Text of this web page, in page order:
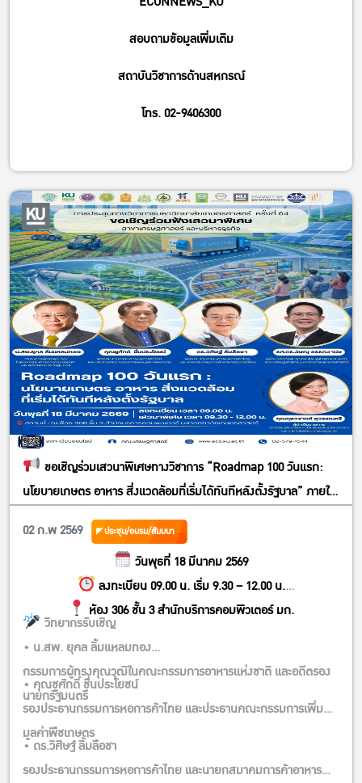
สอบถามข้อมูลเพิ่มเติม
สถาบันวิชาการด้านสหกรณ์
โทร. 02-9406300
ขอเชิญร่วมเสวนาพิเศษทางวิชาการ “Roadmap 100 วันแรก:
นโยบายเกษตร อาหาร สิ่งแวดล้อมที่เริ่มได้ทันทีหลังตั้งรัฐบาล” ภายใต้
การประชุมวิชาการ ครั้งที่ 64 มหาวิทยาลัยเกษตรศาสตร์ The 64th
KU Annual Conference Bridging Innovation and Society:
Toward a Smart and Sustainable Future
02 ก.พ 2569 ประชุม/อบรม/สัมมนา
วันพุธที่ 18 มีนาคม 2569
ลงทะเบียน 09.00 น. เริ่ม 9.30 – 12.00 น.
ห้อง 306 ชั้น 3 สำนักบริการคอมพิวเตอร์ มก.
วิทยากรรับเชิญ
• น.สพ. ยุคล ลิ้มแหลมทอง
กรรมการผู้ทรงคุณวุฒิในคณะกรรมการอาหารแห่งชาติ และอดีตรอง
นายกรัฐมนตรี
• คุณชูศักดิ์ ชื่นประโยชน์
รองประธานกรรมการหอการค้าไทย และประธานคณะกรรมการเพิ่ม
มูลค่าพืชเกษตร
• ดร.วิศิษฐ์ ลิ้มลือชา
รองประธานกรรมการหอการค้าไทย และนายกสมาคมการค้าอาหาร